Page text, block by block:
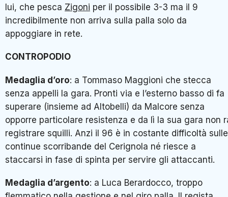
lui, che pesca Zigoni per il possibile 3-3 ma il 9
incredibilmente non arriva sulla palla solo da
appoggiare in rete.
CONTROPODIO
Medaglia d’oro: a Tommaso Maggioni che stecca
senza appelli la gara. Pronti via e l’esterno basso di fa
superare (insieme ad Altobelli) da Malcore senza
opporre particolare resistenza e da lì la sua gara non
registrare squilli. Anzi il 96 è in costante difficoltà sulle
continue scorribande del Cerignola né riesce a
staccarsi in fase di spinta per servire gli attaccanti.
Medaglia d’argento: a Luca Berardocco, troppo